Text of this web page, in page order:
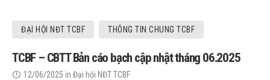
ĐẠI HỘI NĐT TCBF THÔNG TIN CHUNG TCBF
TCBF – CBTT Bản cáo bạch cập nhật tháng 06.2025
12/06/2025 in Đại hội NĐT TCBF